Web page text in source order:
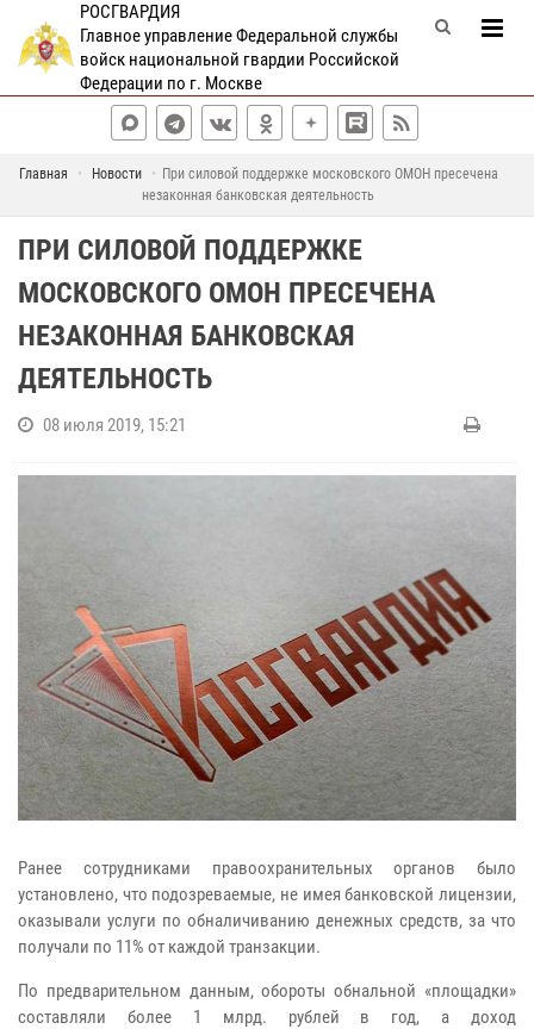
РОСГВАРДИЯ
Главное управление Федеральной службы
войск национальной гвардии Российской
Федерации по г. Москве
Главная Новости
При силовой поддержке московского ОМОН пресечена
незаконная банковская деятельность
ПРИ СИЛОВОЙ ПОДДЕРЖКЕ
МОСКОВСКОГО ОМОН ПРЕСЕЧЕНА
НЕЗАКОННАЯ БАНКОВСКАЯ
ДЕЯТЕЛЬНОСТЬ
08 июля 2019, 15:21
Ранее сотрудниками правоохранительных органов было
установлено, что подозреваемые, не имея банковской лицензии,
оказывали услуги по обналичиванию денежных средств, за что
получали по 11% от каждой транзакции.
По предварительном данным, обороты обнальной «площадки»
составляли более 1 млрд. рублей в год, а доход